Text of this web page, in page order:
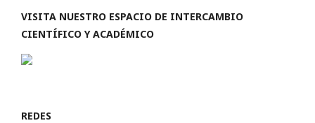
VISITA NUESTRO ESPACIO DE INTERCAMBIO
CIENTÍFICO Y ACADÉMICO
REDES